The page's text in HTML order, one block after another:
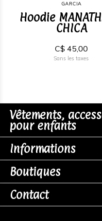
GARCIA
Hoodie
CHICA
C$ 45,00
Sans les taxes
Vêtements,
pour enfants
Informations
Boutiques
Contact